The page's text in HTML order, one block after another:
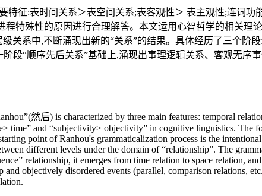
特征:表时间关系＞表空间关系;表客观性＞ 表主观性;连词
特殊性的原因进行合理解答。本文运用心智哲学的相关理
关系中,不断涌现出新的“关系”的结果。具体经历了三个阶
段“顺序先后关系”基础上,涌现出事理逻辑关系、客观无序
然后) is characterized by three main features: temporal
time” and “subjectivity> objectivity” in cognitive linguistics.
point of Ranhou's grammaticalization process is the
different levels under the domain of “relationship”. The
relationship, it emerges from time relation to space relation,
objectively disordered events (parallel, comparison relations,